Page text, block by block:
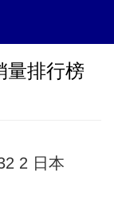
量排行榜
2 日本